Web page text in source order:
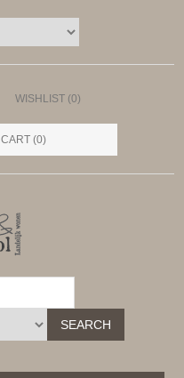
WISHLIST (0)
(0)
SEARCH